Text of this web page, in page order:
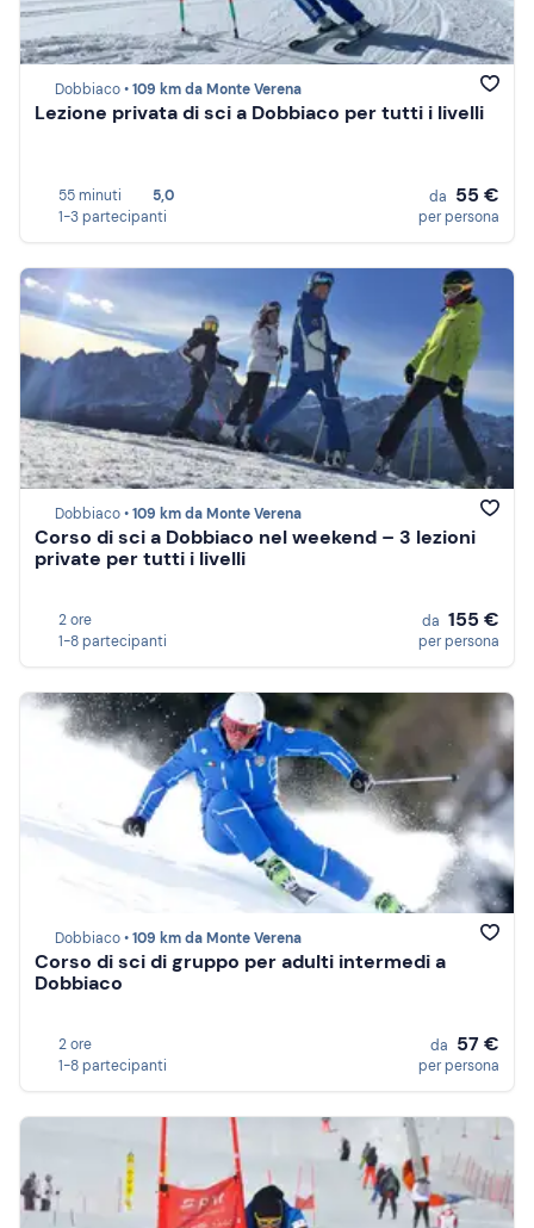
Dobbiaco •109 km da Monte Verena
Lezione privata di sci a Dobbiaco per tutti i livelli
55 minuti
5,0
1-3 partecipanti
da 55 €
per persona
Dobbiaco •109 km da Monte Verena
Corso di sci a Dobbiaco nel weekend – 3 lezioni
private per tutti i livelli
2 ore
1-8 partecipanti
da 155 €
per persona
Dobbiaco •109 km da Monte Verena
Corso di sci di gruppo per adulti intermedi a
Dobbiaco
2 ore
1-8 partecipanti
da 57 €
per persona